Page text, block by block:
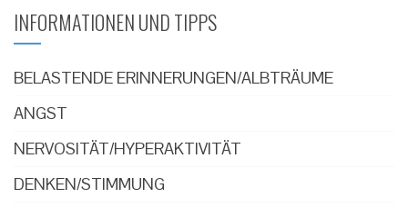
INFORMATIONEN UND TIPPS
BELASTENDE ERINNERUNGEN/ALBTRÄUME
ANGST
NERVOSITÄT/HYPERAKTIVITÄT
DENKEN/STIMMUNG